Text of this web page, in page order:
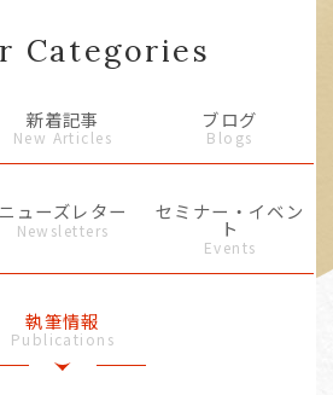
Categories
新着記事
New Articles
ブログ
Blogs
ニューズレター
Newsletters
セミナー・イベン
ト
Events
執筆情報
Publications